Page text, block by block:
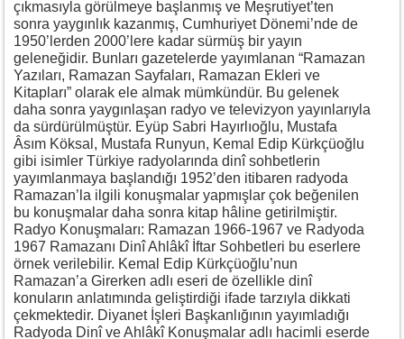
çıkmasıyla görülmeye başlanmış ve Meşrutiyet’ten
sonra yaygınlık kazanmış, Cumhuriyet Dönemi’nde de
1950’lerden 2000’lere kadar sürmüş bir yayın
geleneğidir. Bunları gazetelerde yayımlanan “Ramazan
Yazıları, Ramazan Sayfaları, Ramazan Ekleri ve
Kitapları” olarak ele almak mümkündür. Bu gelenek
daha sonra yaygınlaşan radyo ve televizyon yayınlarıyla
da sürdürülmüştür. Eyüp Sabri Hayırlıoğlu, Mustafa
Âsım Köksal, Mustafa Runyun, Kemal Edip Kürkçüoğlu
gibi isimler Türkiye radyolarında dinî sohbetlerin
yayımlanmaya başlandığı 1952’den itibaren radyoda
Ramazan’la ilgili konuşmalar yapmışlar çok beğenilen
bu konuşmalar daha sonra kitap hâline getirilmiştir.
Radyo Konuşmaları: Ramazan 1966-1967 ve Radyoda
1967 Ramazanı Dinî Ahlâkî İftar Sohbetleri bu eserlere
örnek verilebilir. Kemal Edip Kürkçüoğlu’nun
Ramazan’a Girerken adlı eseri de özellikle dinî
konuların anlatımında geliştirdiği ifade tarzıyla dikkati
çekmektedir. Diyanet İşleri Başkanlığının yayımladığı
Radyoda Dinî ve Ahlâkî Konuşmalar adlı hacimli eserde